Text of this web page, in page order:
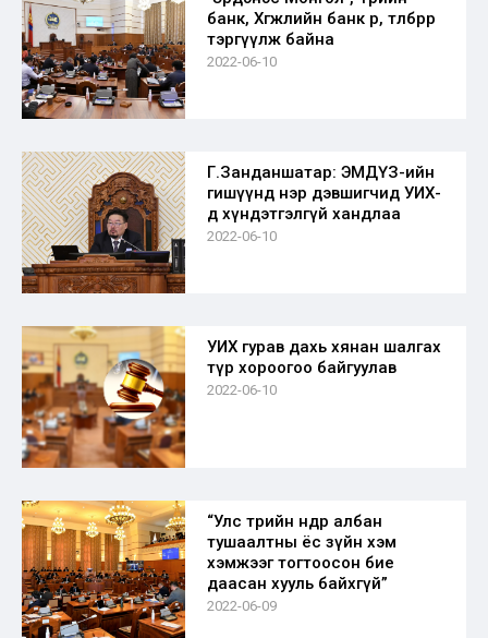
банк, Хөгжлийн банк өр, төлбөрөөрөө
тэргүүлж байна
2022-06-10
Г.Занданшатар: ЭМДҮЗ-ийн
гишүүнд нэр дэвшигчид УИХ-
д хүндэтгэлгүй хандлаа
2022-06-10
УИХ гурав дахь хянан шалгах
түр хороогоо байгуулав
2022-06-10
“Улс төрийн өндөр албан
тушаалтны ёс зүйн хэм
хэмжээг тогтоосон бие
даасан хууль байхгүй”
2022-06-09